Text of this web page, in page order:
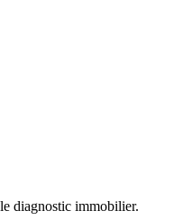
diagnostic immobilier.